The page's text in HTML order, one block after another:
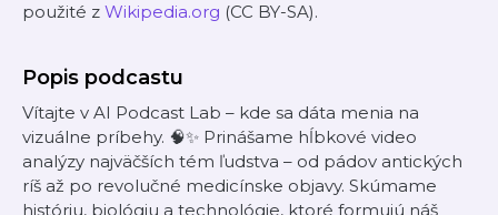
použité z Wikipedia.org (CC BY-SA).
Popis podcastu
Vítajte v AI Podcast Lab – kde sa dáta menia na
vizuálne príbehy. 🧠✨ Prinášame hĺbkové video
analýzy najväčších tém ľudstva – od pádov antických
ríš až po revolučné medicínske objavy. Skúmame
históriu, biológiu a technológie, ktoré formujú náš